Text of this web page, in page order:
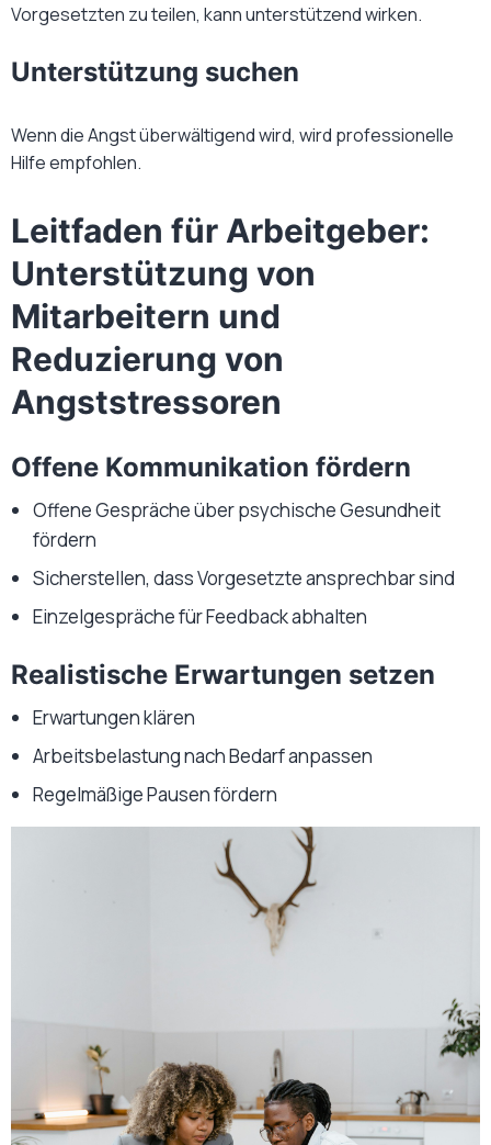
Vorgesetzten zu teilen, kann unterstützend wirken.
Unterstützung suchen
Wenn die Angst überwältigend wird, wird professionelle
Hilfe empfohlen.
Leitfaden für Arbeitgeber:
Unterstützung von
Mitarbeitern und
Reduzierung von
Angststressoren
Offene Kommunikation fördern
Offene Gespräche über psychische Gesundheit
fördern
Sicherstellen, dass Vorgesetzte ansprechbar sind
Einzelgespräche für Feedback abhalten
Realistische Erwartungen setzen
Erwartungen klären
Arbeitsbelastung nach Bedarf anpassen
Regelmäßige Pausen fördern